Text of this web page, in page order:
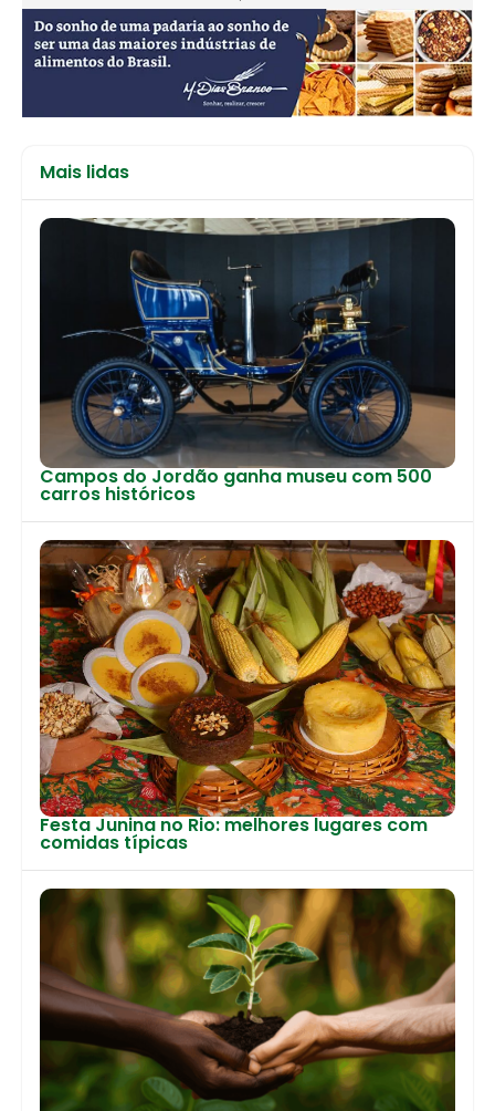
Mais lidas
Campos do Jordão ganha museu com 500
carros históricos
Festa Junina no Rio: melhores lugares com
comidas típicas